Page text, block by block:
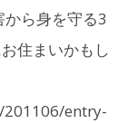
ら身を守る3
住まいかもし
entry-